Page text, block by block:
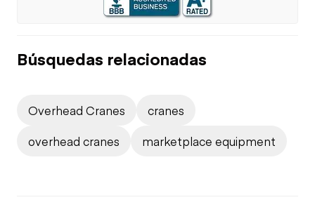
Búsquedas relacionadas
Overhead Cranes
cranes
overhead cranes
marketplace equipment